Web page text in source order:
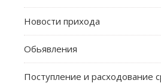
Новости прихода
Обьявления
Поступление и расходование